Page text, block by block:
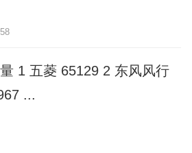
1 五菱 65129 2 东风风行
...